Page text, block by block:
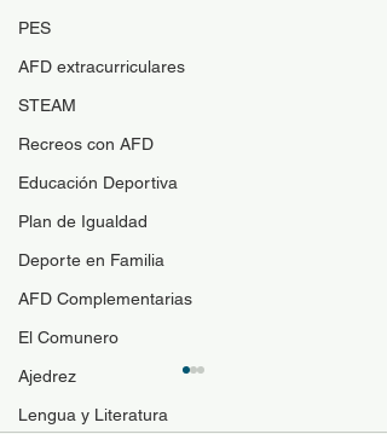
PES
AFD extracurriculares
STEAM
Recreos con AFD
Educación Deportiva
Plan de Igualdad
Deporte en Familia
AFD Complementarias
El Comunero
Ajedrez
Lengua y Literatura